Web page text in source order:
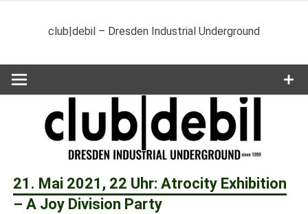
club|debil – Dresden Industrial Underground
21. Mai 2021, 22 Uhr: Atrocity Exhibition
– A Joy Division Party